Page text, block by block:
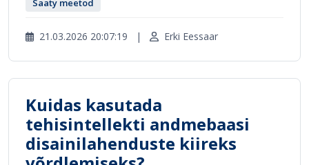
Saaty meetod
21.03.2026 20:07:19 | Erki Eessaar
Kuidas kasutada
tehisintellekti andmebaasi
disainilahenduste kiireks